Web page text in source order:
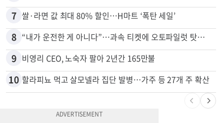
6 변호사시험 중 심정지 온 한인, 뉴욕주 제소
7 쌀·라면 값 최대 80% 할인…H마트 ‘폭탄 세일’
8
9 비영리 CEO, 노숙자 팔아 2년간 165만불
할라피뇨 먹고 살모넬라 집단 발병…가주 등 27개 주 확산